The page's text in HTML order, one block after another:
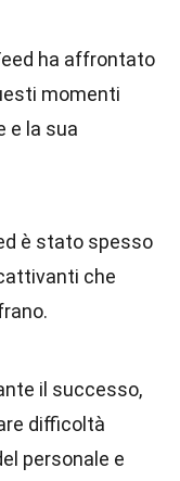
ha affrontato
momenti
e la sua
è stato spesso
che
il successo,
difficoltà
personale e